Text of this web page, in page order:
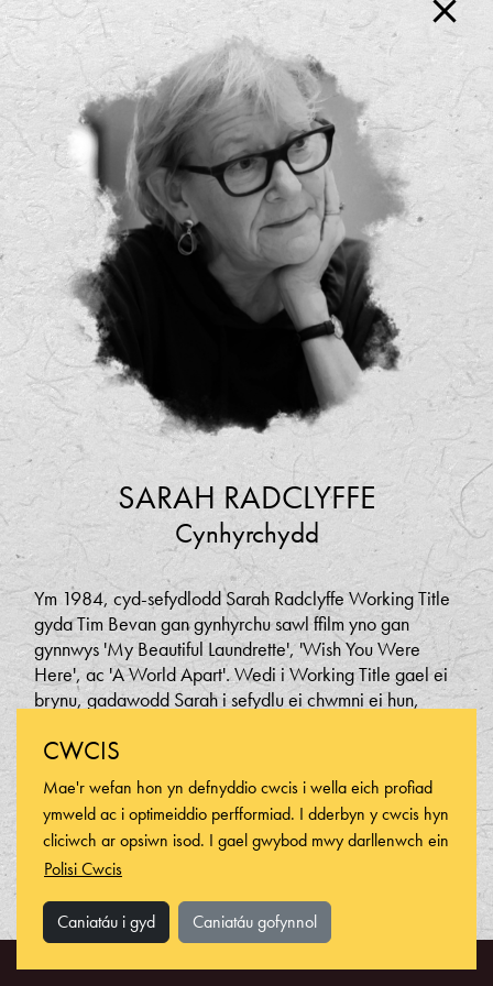
SARAH RADCLYFFE
Cynhyrchydd
Ym 1984, cyd-sefydlodd Sarah Radclyffe Working Title
gyda Tim Bevan gan gynhyrchu sawl ffilm yno gan
gynnwys 'My Beautiful Laundrette', 'Wish You Were
Here', ac 'A World Apart'. Wedi i Working Title gael ei
brynu, gadawodd Sarah i sefydlu ei chwmni ei hun,
gynhyrchydd neu’n gynhyrchydd gweithredol ar ffilmiau
yn cynnwys 'Les Miserables', 'The Edge of Love', a'r ffilm
animeiddiedig 'Free Jimmy' a enillodd yr Annecy Cristal.
Darparodd Sarah hefyd wasanaethau cynhyrchu ym
Mhrydain i’r ffilm 'A Monster Calls' gan JA Bayona ac
yn 2019 bu’n gynhyrchydd gweithredol ar 'Close', ffilm
weithredol fenywaidd a gyfarwyddwyd gan Vicky
Jewson gyda Noomi Rapace yn serennu.
CWCIS
Mae'r wefan hon yn defnyddio cwcis i wella eich profiad
ymweld ac i optimeiddio perfformiad. I dderbyn y cwcis hyn
cliciwch ar opsiwn isod. I gael gwybod mwy darllenwch ein
Polisi Cwcis
Caniatáu i gyd Caniatáu gofynnol